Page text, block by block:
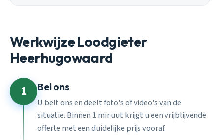
Werkwijze Loodgieter
Heerhugowaard
1 Bel ons
U belt ons en deelt foto's of video's van de
situatie. Binnen 1 minuut krijgt u een vrijblijvende
offerte met een duidelijke prijs vooraf.